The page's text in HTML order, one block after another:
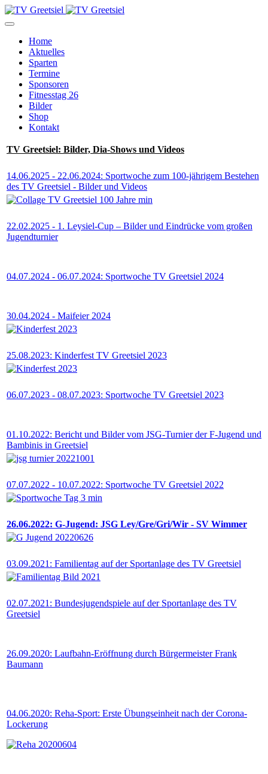
Home
Aktuelles
Sparten
Termine
Sponsoren
Fitnesstag 26
Bilder
Shop
Kontakt
TV Greetsiel: Bilder, Dia-Shows und Videos
14.06.2025 - 22.06.2024: Sportwoche zum 100-jährigem Bestehen
des TV Greetsiel - Bilder und Videos
22.02.2025 - 1. Leysiel-Cup – Bilder und Eindrücke vom großen
Jugendturnier
04.07.2024 - 06.07.2024: Sportwoche TV Greetsiel 2024
30.04.2024 - Maifeier 2024
25.08.2023: Kinderfest TV Greetsiel 2023
06.07.2023 - 08.07.2023: Sportwoche TV Greetsiel 2023
01.10.2022: Bericht und Bilder vom JSG-Turnier der F-Jugend und
Bambinis in Greetsiel
07.07.2022 - 10.07.2022: Sportwoche TV Greetsiel 2022
26.06.2022: G-Jugend: JSG Ley/Gre/Gri/Wir - SV Wimmer
03.09.2021: Familientag auf der Sportanlage des TV Greetsiel
02.07.2021: Bundesjugendspiele auf der Sportanlage des TV
Greetsiel
26.09.2020: Laufbahn-Eröffnung durch Bürgermeister Frank
Baumann
04.06.2020: Reha-Sport: Erste Übungseinheit nach der Corona-
Lockerung